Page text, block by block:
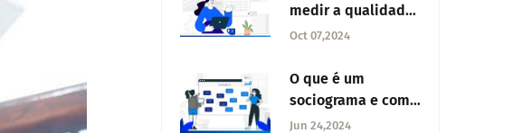
medir a qualidade
no atendimento ao
Oct 07,2024
O que é um
sociograma e como
criá-lo?
Jun 24,2024